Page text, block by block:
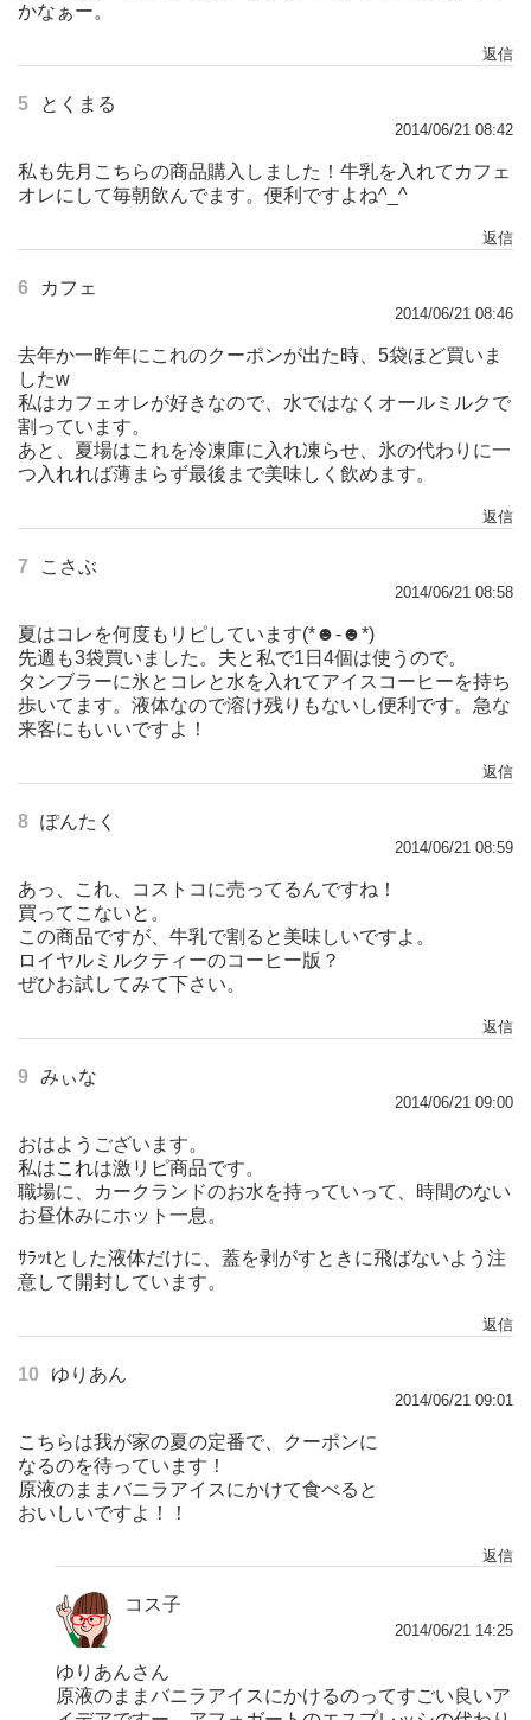
かなぁー。
返信
5 とくまる
2014/06/21 08:42
私も先月こちらの商品購入しました！牛乳を入れてカフェ
オレにして毎朝飲んでます。便利ですよね^_^
返信
6 カフェ
2014/06/21 08:46
去年か一昨年にこれのクーポンが出た時、5袋ほど買いま
したw
私はカフェオレが好きなので、水ではなくオールミルクで
割っています。
あと、夏場はこれを冷凍庫に入れ凍らせ、氷の代わりに一
つ入れれば薄まらず最後まで美味しく飲めます。
返信
7 こさぶ
2014/06/21 08:58
夏はコレを何度もリピしています(*☻-☻*)
先週も3袋買いました。夫と私で1日4個は使うので。
タンブラーに氷とコレと水を入れてアイスコーヒーを持ち
歩いてます。液体なので溶け残りもないし便利です。急な
来客にもいいですよ！
返信
8 ぽんたく
2014/06/21 08:59
あっ、これ、コストコに売ってるんですね！
買ってこないと。
この商品ですが、牛乳で割ると美味しいですよ。
ロイヤルミルクティーのコーヒー版？
ぜひお試してみて下さい。
返信
9 みぃな
2014/06/21 09:00
おはようございます。
私はこれは激リピ商品です。
職場に、カークランドのお水を持っていって、時間のない
お昼休みにホット一息。
ｻﾗｯtとした液体だけに、蓋を剥がすときに飛ばないよう注
意して開封しています。
返信
10 ゆりあん
2014/06/21 09:01
こちらは我が家の夏の定番で、クーポンに
なるのを待っています！
原液のままバニラアイスにかけて食べると
おいしいですよ！！
返信
コス子
2014/06/21 14:25
ゆりあんさん
原液のままバニラアイスにかけるのってすごい良いア